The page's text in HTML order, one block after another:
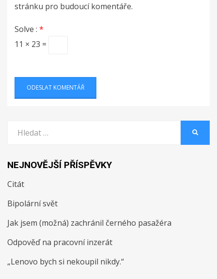
stránku pro budoucí komentáře.
Solve : *
11 × 23 =
NEJNOVĚJŠÍ PŘÍSPĚVKY
Citát
Bipolární svět
Jak jsem (možná) zachránil černého pasažéra
Odpověď na pracovní inzerát
„Lenovo bych si nekoupil nikdy.“